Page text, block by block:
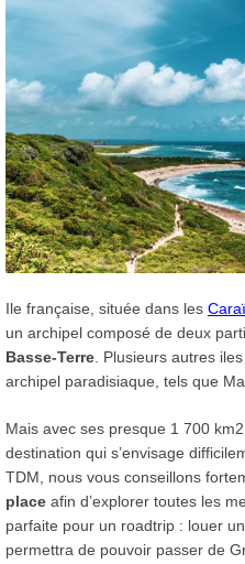
Ile française, située dans les
un archipel composé de deux
Basse-Terre. Plusieurs autres
archipel paradisiaque, tels que
Mais avec ses presque 1 700
destination qui s’envisage
TDM, nous vous conseillons
place afin d’explorer toutes les
parfaite pour un roadtrip : louer
permettra de pouvoir passer de